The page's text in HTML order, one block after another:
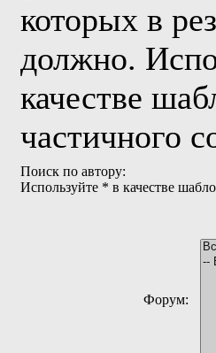
которых в
должно.
качестве
частичного
Поиск по автору:
Используйте * в качестве
Форум: